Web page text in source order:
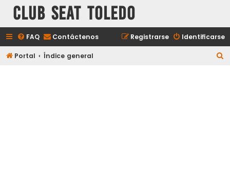
Club Seat Toledo
FAQ Contáctenos Identificarse
Registrarse
Portal Índice general